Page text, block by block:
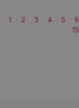
1 2 3 4 5 6
15